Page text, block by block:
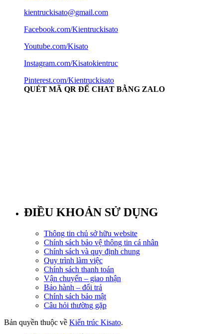
kientruckisato@gmail.com
Facebook.com/Kientruckisato
Youtube.com/Kisato
Instagram.com/Kisatokientruc
Pinterest.com/Kientruckisato
QUÉT MÃ QR ĐỂ CHAT BẰNG ZALO
ĐIỀU KHOẢN SỬ DỤNG
Thông tin chủ sở hữu website
Chính sách bảo vệ thông tin cá nhân
Chính sách và quy định chung
Quy trình làm việc
Chính sách thanh toán
Vận chuyển – giao nhận
Bảo hành – đổi trả
Chính sách bảo mật
Câu hỏi thường gặp
Bản quyền thuộc về Kiến trúc Kisato.